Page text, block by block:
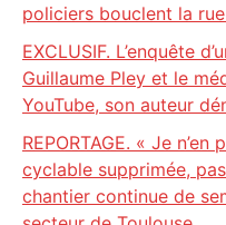
policiers bouclent la
EXCLUSIF. L’enquête
Guillaume Pley et le
YouTube, son auteur
REPORTAGE. « Je
cyclable supprimée,
chantier continue de